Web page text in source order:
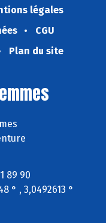
légales
CGU
Plan du site
89 90
° , 3,0492613 °